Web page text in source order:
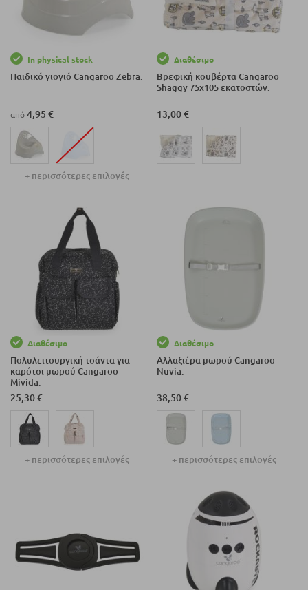
In physical stock
Παιδικό γιογιό Cangaroo Zebra.
από 4,95 €
+ περισσότερες επιλογές
Διαθέσιμο
Βρεφική κουβέρτα Cangaroo
Shaggy 75x105 εκατοστών.
13,00 €
Διαθέσιμο
Πολυλειτουργική τσάντα για
καρότσι μωρού Cangaroo
Mivida.
25,30 €
+ περισσότερες επιλογές
Διαθέσιμο
Αλλαξιέρα μωρού Cangaroo
Nuvia.
38,50 €
+ περισσότερες επιλογές